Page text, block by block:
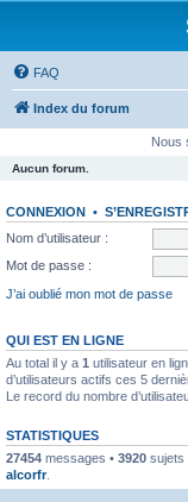
FAQ
Index du forum
Nous
Aucun forum.
CONNEXION •
Nom d’utilisateur :
Mot de passe :
J’ai oublié mon mot de passe
QUI EST EN LIGNE
Au total il y a 1 utilisateur en
d’utilisateurs actifs ces 5
Le record du nombre
STATISTIQUES
27454 messages • 3920 sujets
alcorfr.